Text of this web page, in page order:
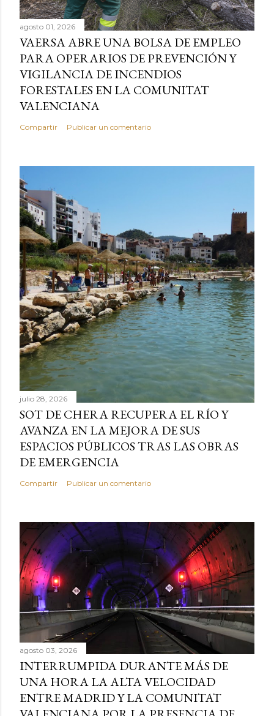
agosto 01, 2026
VAERSA ABRE UNA BOLSA DE EMPLEO
PARA OPERARIOS DE PREVENCIÓN Y
VIGILANCIA DE INCENDIOS
FORESTALES EN LA COMUNITAT
VALENCIANA
Compartir Publicar un comentario
julio 28, 2026
SOT DE CHERA RECUPERA EL RÍO Y
AVANZA EN LA MEJORA DE SUS
ESPACIOS PÚBLICOS TRAS LAS OBRAS
DE EMERGENCIA
Compartir Publicar un comentario
agosto 03, 2026
INTERRUMPIDA DURANTE MÁS DE
UNA HORA LA ALTA VELOCIDAD
ENTRE MADRID Y LA COMUNITAT